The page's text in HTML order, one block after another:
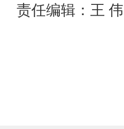
责任编辑：王 伟